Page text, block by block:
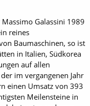
Galassini 1989
reines
Baumaschinen, so ist
in Italien, Südkorea
auf allen
im vergangenen Jahr
einen Umsatz von 393
Meilensteine in